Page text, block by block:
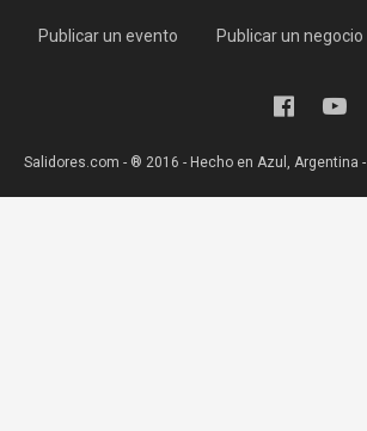
Publicar un evento Publicar un negocio
Salidores.com - ® 2016 - Hecho en Azul, Argentina -